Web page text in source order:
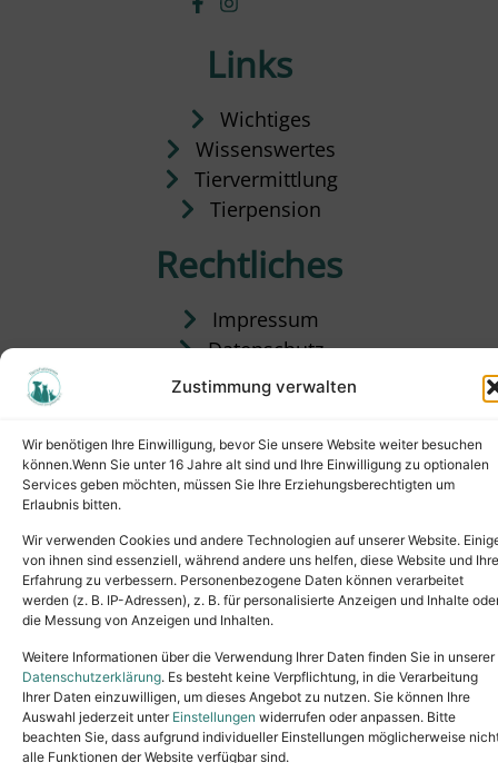
Zustimmung verwalten
Wir benötigen Ihre Einwilligung, bevor Sie unsere Website weiter besuchen
können.Wenn Sie unter 16 Jahre alt sind und Ihre Einwilligung zu optionalen
Services geben möchten, müssen Sie Ihre Erziehungsberechtigten um
Erlaubnis bitten.
Wir verwenden Cookies und andere Technologien auf unserer Website.
von ihnen sind essenziell, während andere uns helfen, diese Website und Ihre
Erfahrung zu verbessern. Personenbezogene Daten können verarbeitet
werden (z. B. IP-Adressen), z. B. für personalisierte Anzeigen und Inhalte
die Messung von Anzeigen und Inhalten.
Weitere Informationen über die Verwendung Ihrer Daten finden Sie in unserer
Datenschutzerklärung. Es besteht keine Verpflichtung, in die Verarbeitung
Ihrer Daten einzuwilligen, um dieses Angebot zu nutzen. Sie können Ihre
Auswahl jederzeit unter Einstellungen widerrufen oder anpassen. Bitte
beachten Sie, dass aufgrund individueller Einstellungen möglicherweise
alle Funktionen der Website verfügbar sind.
Links
Wichtiges
Wissenswertes
Tiervermittlung
Tierpension
Rechtliches
Impressum
Datenschutz
Satzung
Copyright © 2024. All rights reserved.
Tel.: (02631) 55356buero@tierheim-neuwied.de
Ludwigshof 1, 56567 Neuwied